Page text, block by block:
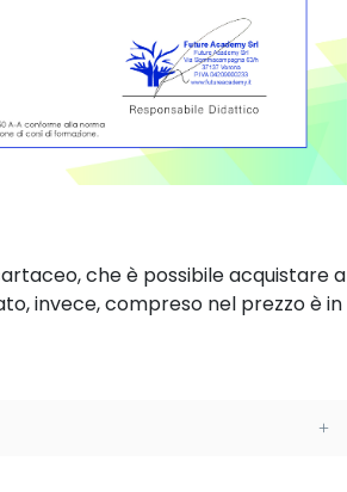
che è possibile acquistare a
invece, compreso nel prezzo è in